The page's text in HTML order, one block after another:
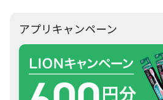
アプリキャンペーン